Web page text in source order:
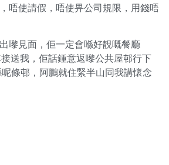
唔使請假，唔使畀公司規限，用錢唔
嚟見面，佢一定會喺好靚嘅餐廳
送我，佢話鍾意返嚟公共屋邨行下
條邨，阿鵬就住緊半山同我講懷念